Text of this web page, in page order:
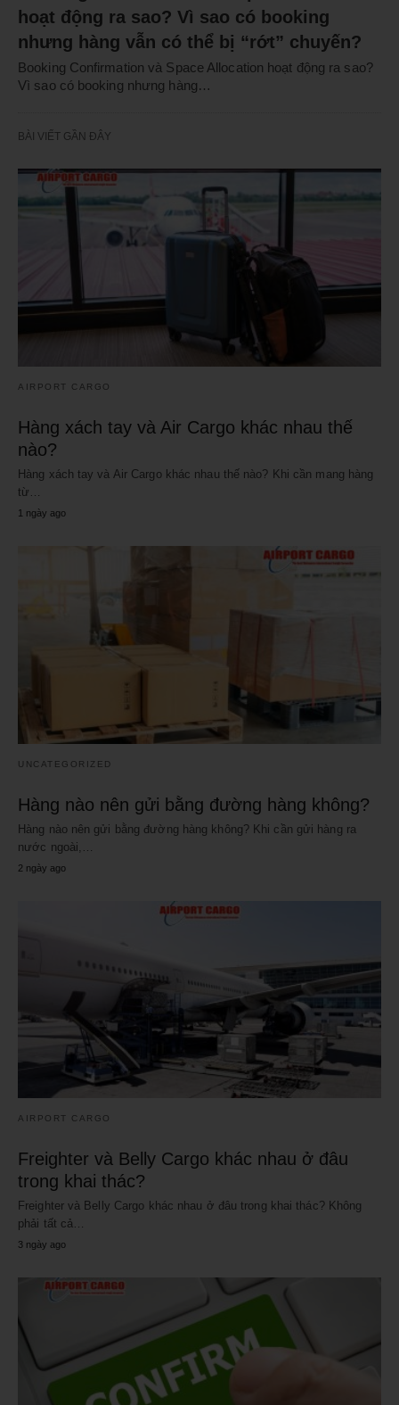
hoạt động ra sao? Vì sao có booking
nhưng hàng vẫn có thể bị “rớt” chuyến?
Booking Confirmation và Space Allocation hoạt động ra sao?
Vì sao có booking nhưng hàng…
BÀI VIẾT GẦN ĐÂY
AIRPORT CARGO
Hàng xách tay và Air Cargo khác nhau thế
nào?
Hàng xách tay và Air Cargo khác nhau thế nào? Khi cần mang hàng
từ…
1 ngày ago
UNCATEGORIZED
Hàng nào nên gửi bằng đường hàng không?
Hàng nào nên gửi bằng đường hàng không? Khi cần gửi hàng ra
nước ngoài,…
2 ngày ago
AIRPORT CARGO
Freighter và Belly Cargo khác nhau ở đâu
trong khai thác?
Freighter và Belly Cargo khác nhau ở đâu trong khai thác? Không
phải tất cả…
3 ngày ago